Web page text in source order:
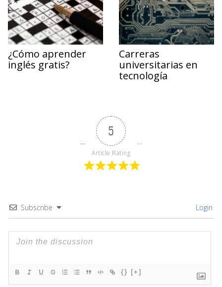
¿Cómo aprender
inglés gratis?
Carreras
universitarias en
tecnología
5
Article Rating
Subscribe Login
{} [+]